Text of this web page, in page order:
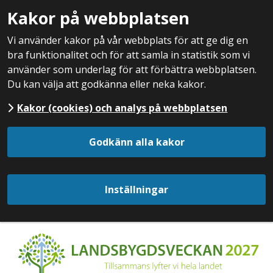
Kakor på webbplatsen
Vi använder kakor på vår webbplats för att ge dig en
bra funktionalitet och för att samla in statistik som vi
använder som underlag för att förbättra webbplatsen.
Du kan välja att godkänna eller neka kakor.
Kakor (cookies) och analys på webbplatsen
Godkänn alla kakor
Inställningar